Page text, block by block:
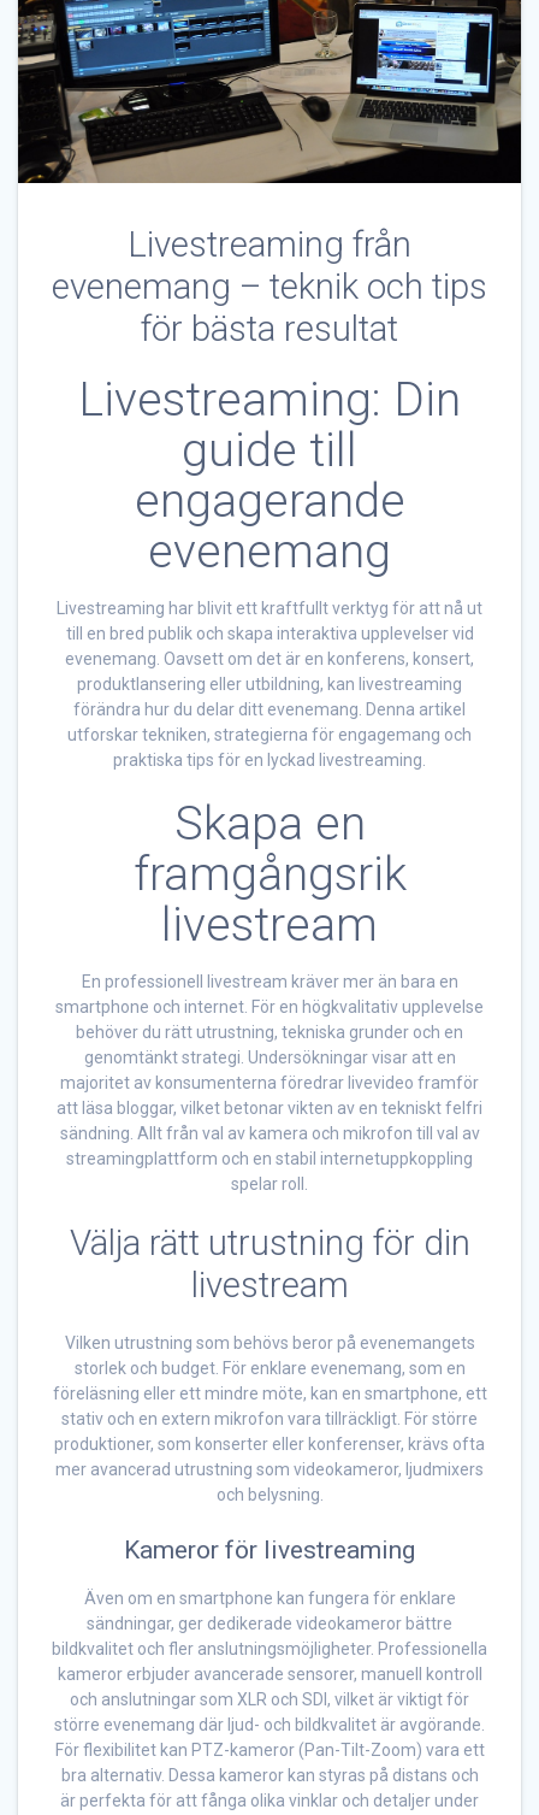
Livestreaming från
evenemang – teknik och tips
för bästa resultat
Livestreaming: Din
guide till
engagerande
evenemang
Livestreaming har blivit ett kraftfullt verktyg för att nå ut
till en bred publik och skapa interaktiva upplevelser vid
evenemang. Oavsett om det är en konferens, konsert,
produktlansering eller utbildning, kan livestreaming
förändra hur du delar ditt evenemang. Denna artikel
utforskar tekniken, strategierna för engagemang och
praktiska tips för en lyckad livestreaming.
Skapa en
framgångsrik
livestream
En professionell livestream kräver mer än bara en
smartphone och internet. För en högkvalitativ upplevelse
behöver du rätt utrustning, tekniska grunder och en
genomtänkt strategi. Undersökningar visar att en
majoritet av konsumenterna föredrar livevideo framför
att läsa bloggar, vilket betonar vikten av en tekniskt felfri
sändning. Allt från val av kamera och mikrofon till val av
streamingplattform och en stabil internetuppkoppling
spelar roll.
Välja rätt utrustning för din
livestream
Vilken utrustning som behövs beror på evenemangets
storlek och budget. För enklare evenemang, som en
föreläsning eller ett mindre möte, kan en smartphone, ett
stativ och en extern mikrofon vara tillräckligt. För större
produktioner, som konserter eller konferenser, krävs ofta
mer avancerad utrustning som videokameror, ljudmixers
och belysning.
Kameror för livestreaming
Även om en smartphone kan fungera för enklare
sändningar, ger dedikerade videokameror bättre
bildkvalitet och fler anslutningsmöjligheter. Professionella
kameror erbjuder avancerade sensorer, manuell kontroll
och anslutningar som XLR och SDI, vilket är viktigt för
större evenemang där ljud- och bildkvalitet är avgörande.
För flexibilitet kan PTZ-kameror (Pan-Tilt-Zoom) vara ett
bra alternativ. Dessa kameror kan styras på distans och
är perfekta för att fånga olika vinklar och detaljer under